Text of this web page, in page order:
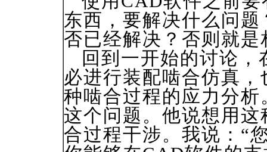
东西，要解决什么问
否已经解决？否则就
回到一开始的讨论，
必进行装配啮合仿真
种啮合过程的应力分
这个问题。他说想用
合过程干涉。我说：“